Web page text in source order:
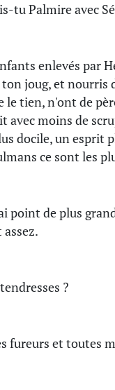
tu Palmire avec
enlevés par
joug, et nourris
le tien, n'ont de
avec moins de
docile, un esprit
ce sont les
point de plus
?
fureurs et toutes